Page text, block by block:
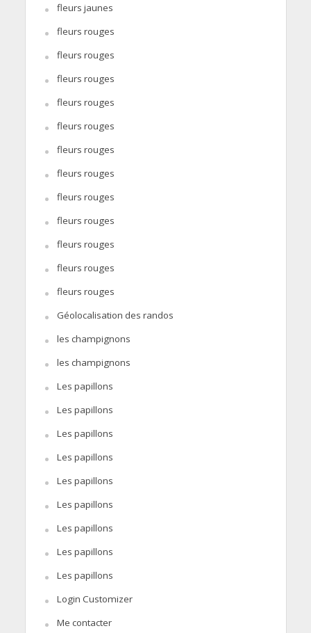
fleurs jaunes
fleurs rouges
fleurs rouges
fleurs rouges
fleurs rouges
fleurs rouges
fleurs rouges
fleurs rouges
fleurs rouges
fleurs rouges
fleurs rouges
fleurs rouges
fleurs rouges
Géolocalisation des randos
les champignons
les champignons
Les papillons
Les papillons
Les papillons
Les papillons
Les papillons
Les papillons
Les papillons
Les papillons
Les papillons
Login Customizer
Me contacter